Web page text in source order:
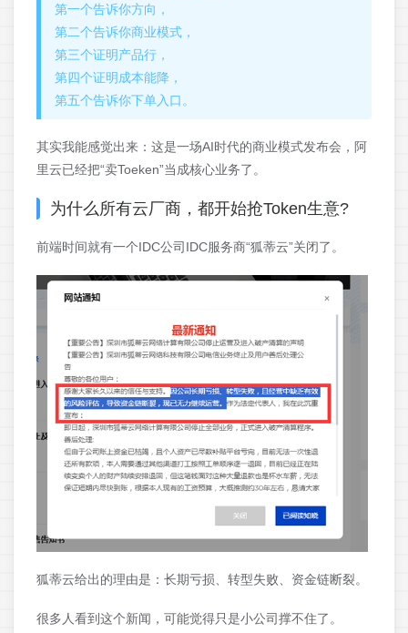
第一个告诉你方向，
第二个告诉你商业模式，
第三个证明产品行，
第四个证明成本能降，
第五个告诉你下单入口。
其实我能感觉出来：这是一场AI时代的商业模式发布会，阿
里云已经把“卖Toeken”当成核心业务了。
为什么所有云厂商，都开始抢Token生意?
前端时间就有一个IDC公司IDC服务商“狐蒂云”关闭了。
狐蒂云给出的理由是：长期亏损、转型失败、资金链断裂。
很多人看到这个新闻，可能觉得只是小公司撑不住了。